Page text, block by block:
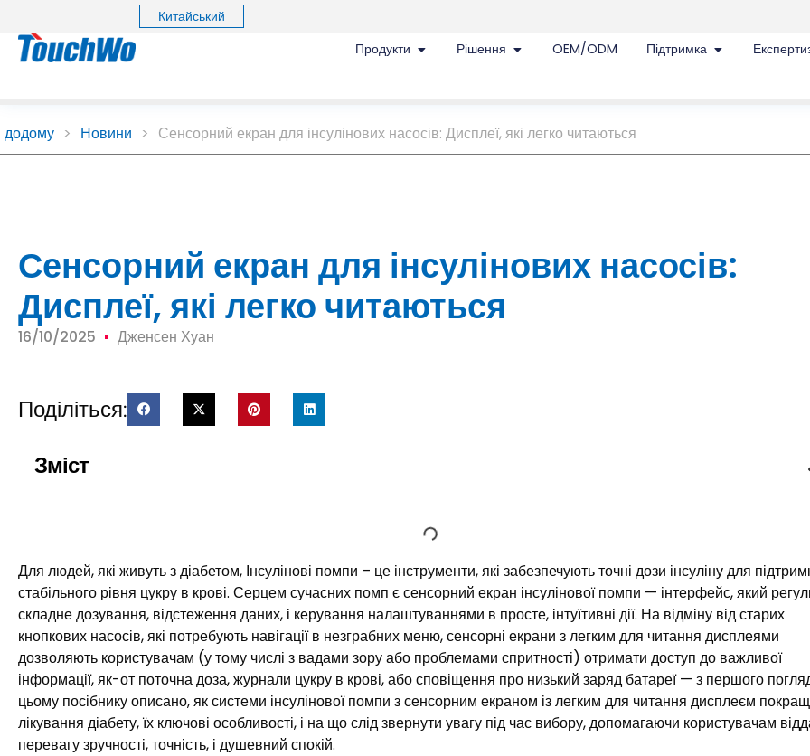
Китайський
Продукти
Рішення OEM/ODM Підтримка
додому > Новини > Сенсорний екран для інсулінових насосів: Дисплеї, які легко читаються
Сенсорний екран для інсулінових насосів:
Дисплеї, які легко читаються
16/10/2025 Дженсен Хуан
Поділіться:
Зміст
Для людей, які живуть з діабетом, Інсулінові помпи – це інструменти, які забезпечують точні дози інсуліну для
стабільного рівня цукру в крові. Серцем сучасних помп є сенсорний екран інсулінової помпи — інтерфейс, який
складне дозування, відстеження даних, і керування налаштуваннями в просте, інтуїтивні дії. На відміну від старих
кнопкових насосів, які потребують навігації в незграбних меню, сенсорні екрани з легким для читання дисплеями
дозволяють користувачам (у тому числі з вадами зору або проблемами спритності) отримати доступ до важливої ​​
інформації, як-от поточна доза, журнали цукру в крові, або сповіщення про низький заряд батареї — з першого
цьому посібнику описано, як системи інсулінової помпи з сенсорним екраном із легким для читання дисплеєм
лікування діабету, їх ключові особливості, і на що слід звернути увагу під час вибору, допомагаючи користувачам
перевагу зручності, точність, і душевний спокій.​